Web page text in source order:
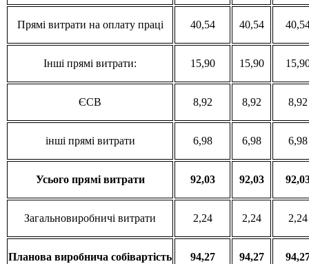
Прямі витрати на оплату праці 40,54 40,54
Інші прямі витрати: 15,90 15,90
ЄСВ 8,92 8,92 8,92
інші прямі витрати 6,98 6,98 6,98
Усього прямі витрати 92,03 92,03
Загальновиробничі витрати 2,24 2,24 2,24
Планова виробнича собівартість 94,27 94,27